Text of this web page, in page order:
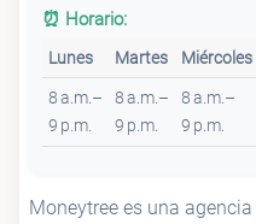
⏰ Horario:
Lunes Martes Miércoles
8 a.m.–
9 p.m.
8 a.m.–
9 p.m.
8 a.m.–
9 p.m.
Moneytree es una